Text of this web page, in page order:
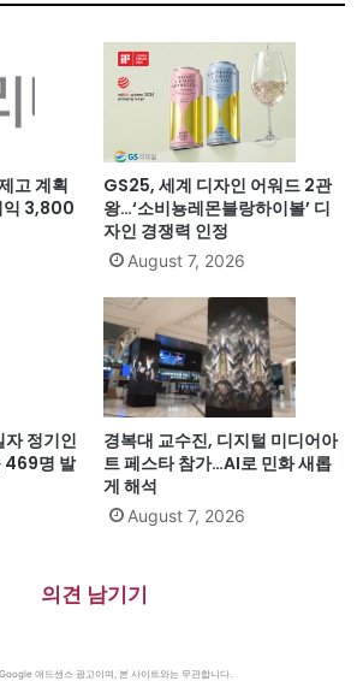
고 계획
익 3,800
GS25, 세계 디자인 어워드 2관
왕…‘소비뇽레몬블랑하이볼’ 디
자인 경쟁력 인정
August 7, 2026
자 정기인
469명 발
경복대 교수진, 디지털 미디어아
트 페스타 참가…AI로 민화 새롭
게 해석
August 7, 2026
의견 남기기
애드센스 광고이며, 본 사이트와는 무관합니다.